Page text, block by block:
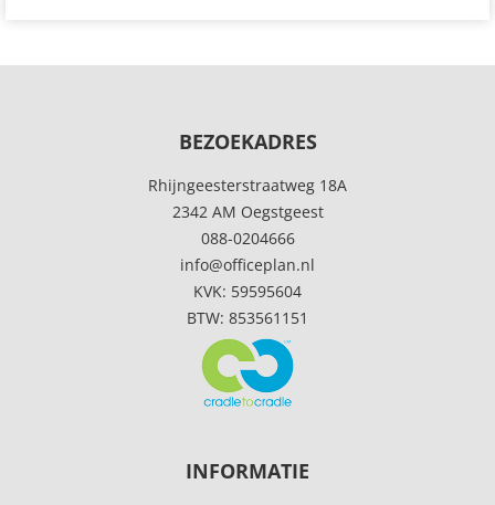
BEZOEKADRES
Rhijngeesterstraatweg 18A
2342 AM Oegstgeest
088-0204666
info@officeplan.nl
KVK: 59595604
BTW: 853561151
INFORMATIE